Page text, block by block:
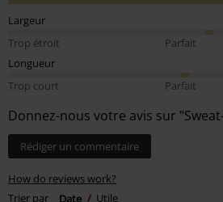
Largeur
Trop étroit
Parfait
Longueur
Trop court
Parfait
Donnez-nous votre avis sur
Rédiger un commentaire
How do reviews work?
Trier par
Date Utile